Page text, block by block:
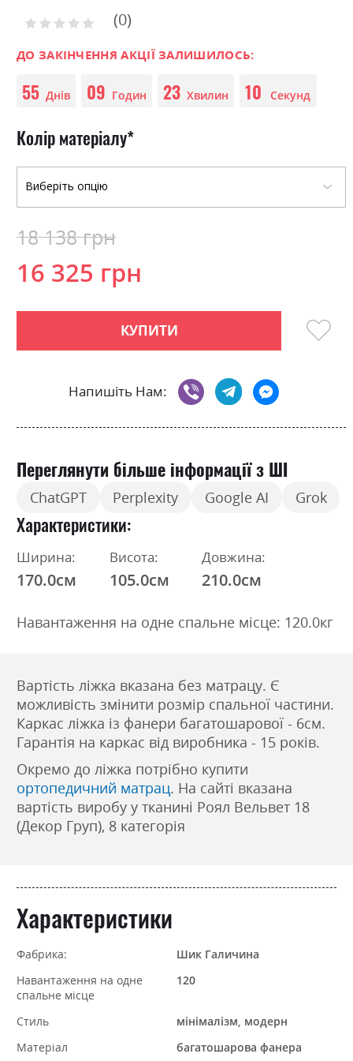
the
of
images
gallery
Рейтинг: 0
ДО ЗАКІНЧЕННЯ АКЦІЇ ЗАЛИШИЛОСЬ:
55 Днів 09 Годин 23 Хвилин 10 Секунд
Колір матеріалу
16 325 грн
18 138 грн
КУПИТИ
Напишіть Нам:
Переглянути більше інформації з ШІ
ChatGPT Perplexity Google AI Grok
Характеристики
Ширина:
170.0см
Висота:
105.0см
Довжина:
210.0см
Навантаження на одне спальне місце: 120.0кг
Вартість ліжка вказана без матрацу. Є
можливість змінити розмір спальної частини.
Каркас ліжка із фанери багатошарової - 6см.
Гарантія на каркас від виробника - 15 років.
Окремо до ліжка потрібно купити
ортопедичний матрац. На сайті вказана
вартість виробу у тканині Роял Вельвет 18
(Декор Груп), 8 категорія
Характеристики
Фабрика:
Шик Галичина
Навантаження на одне
спальне місце
120
Стиль
мінімалізм, модерн
Матеріал
багатошарова фанера